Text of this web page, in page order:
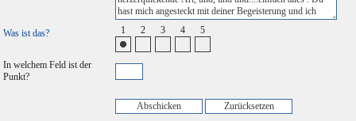
Was ist das? 1 2 3 4 5
In welchem Feld ist der
Punkt?